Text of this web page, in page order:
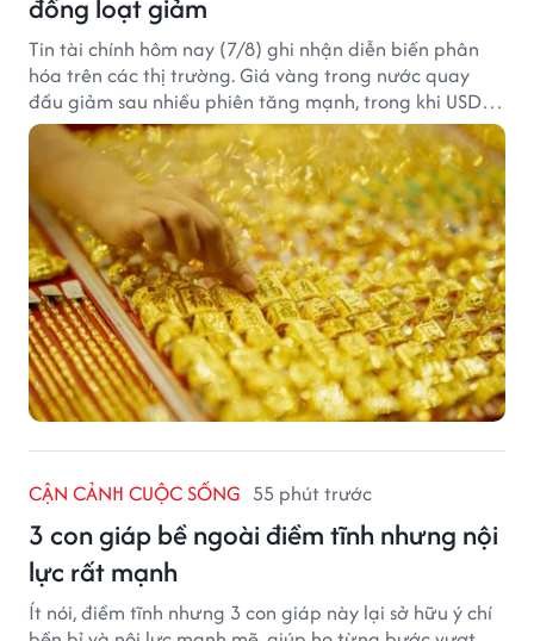
Tin tài chính hôm nay (7/8) ghi nhận diễn biến phân
hóa trên các thị trường. Giá vàng trong nước quay
đầu giảm sau nhiều phiên tăng mạnh, trong khi USD
tại ngân hàng tiếp tục suy yếu dù tỷ giá trung tâm lập
đỉnh mới.
CẬN CẢNH CUỘC SỐNG 55 phút trước
3 con giáp bề ngoài điềm tĩnh nhưng nội
lực rất mạnh
Ít nói, điềm tĩnh nhưng 3 con giáp này lại sở hữu ý chí